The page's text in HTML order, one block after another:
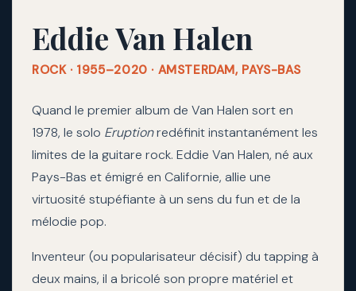
Eddie Van Halen
ROCK · 1955–2020 · AMSTERDAM, PAYS-BAS
Quand le premier album de Van Halen sort en
1978, le solo Eruptionredéfinit instantanément les
limites de la guitare rock. Eddie Van Halen, né aux
Pays-Bas et émigré en Californie, allie une
virtuosité stupéfiante à un sens du fun et de la
mélodie pop.
Inventeur (ou popularisateur décisif) du tapping à
deux mains, il a bricolé son propre matériel et